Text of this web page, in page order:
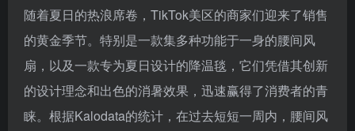
随着夏日的热浪席卷，TikTok美区的商家们迎来了销售
的黄金季节。特别是一款集多种功能于一身的腰间风
扇，以及一款专为夏日设计的降温毯，它们凭借其创新
的设计理念和出色的消暑效果，迅速赢得了消费者的青
睐。根据Kalodata的统计，在过去短短一周内，腰间风